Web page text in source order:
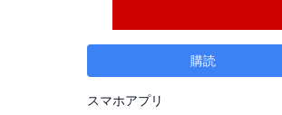
購読
スマホアプリ